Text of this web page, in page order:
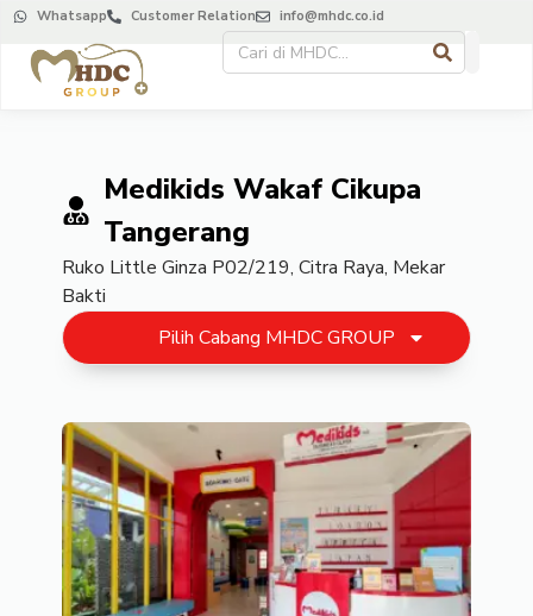
Whatsapp Customer Relation info@mhdc.co.id
Medikids Wakaf Cikupa
Tangerang
Ruko Little Ginza P02/219, Citra Raya, Mekar
Bakti
Pilih Cabang MHDC GROUP